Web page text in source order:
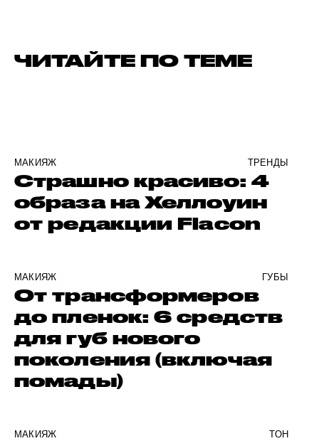
ЧИТАЙТЕ ПО ТЕМЕ
МАКИЯЖ ТРЕНДЫ
Страшно красиво: 4
образа на Хеллоуин
от редакции Flacon
МАКИЯЖ ГУБЫ
От трансформеров
до пленок: 6 средств
для губ нового
поколения (включая
помады)
МАКИЯЖ ТОН